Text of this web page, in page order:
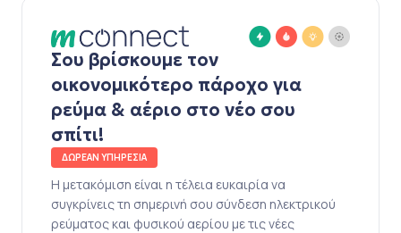
Σου βρίσκουμε τον
οικονομικότερο πάροχο για
ρεύμα & αέριο στο νέο σου
σπίτι!
ΔΩΡΕΑΝ ΥΠΗΡΕΣΙΑ
Η μετακόμιση είναι η τέλεια ευκαιρία να
συγκρίνεις τη σημερινή σου σύνδεση ηλεκτρικού
ρεύματος και φυσικού αερίου με τις νέες